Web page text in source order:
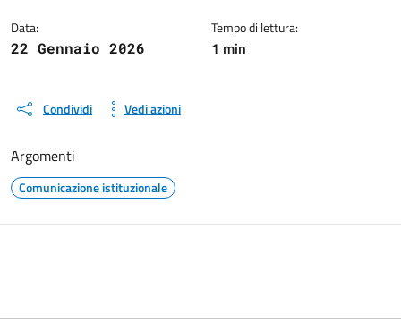
Data:
22 Gennaio 2026
Tempo di lettura:
1 min
Condividi Vedi azioni
Argomenti
Comunicazione istituzionale